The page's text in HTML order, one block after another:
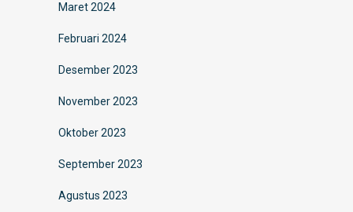
Maret 2024
Februari 2024
Desember 2023
November 2023
Oktober 2023
September 2023
Agustus 2023